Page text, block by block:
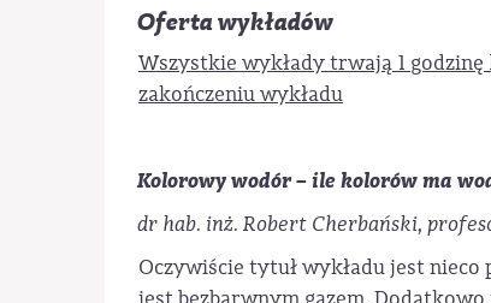
Oferta wykładów
Wszystkie wykłady trwają 1
zakończeniu wykładu
Kolorowy wodór – ile kolorów ma
dr hab. inż. Robert Cherbański,
Oczywiście tytuł wykładu jest